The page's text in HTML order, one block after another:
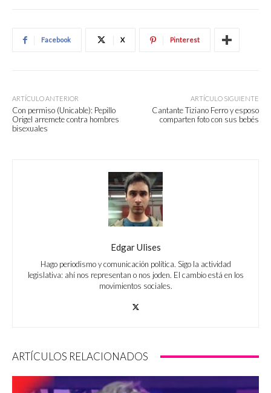
Facebook X Pinterest
ARTÍCULO ANTERIOR
Con permiso (Unicable): Pepillo
Origel arremete contra hombres
bisexuales
ARTÍCULO SIGUIENTE
Cantante Tiziano Ferro y esposo
comparten foto con sus bebés
Edgar Ulises
Hago periodismo y comunicación política. Sigo la actividad
legislativa: ahí nos representan o nos joden. El cambio está en los
movimientos sociales.
ARTÍCULOS RELACIONADOS